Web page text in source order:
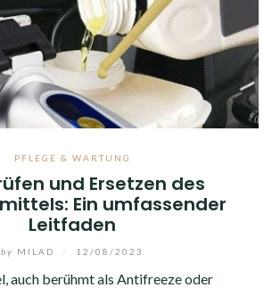
PFLEGE & WARTUNG
und Ersetzen des
Ein umfassender
Leitfaden
by MILAD 12/08/2023
auch berühmt als Antifreeze oder